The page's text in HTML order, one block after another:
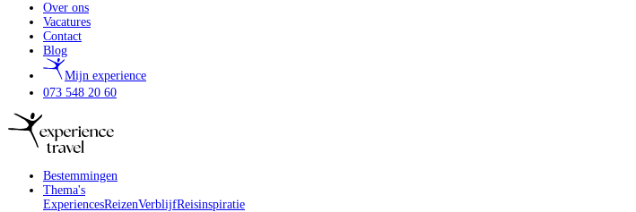
Over ons
Vacatures
Contact
Blog
Mijn experience
073 548 20 60
Bestemmingen
Thema's
ExperiencesReizenVerblijfReisinspiratie